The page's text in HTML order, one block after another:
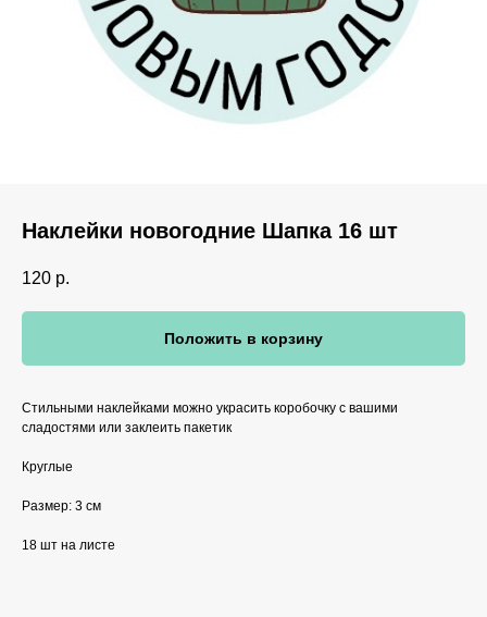
Наклейки новогодние Шапка 16 шт
120 р.
Положить в корзину
Стильными наклейками можно украсить коробочку с вашими
сладостями или заклеить пакетик
Круглые
Размер: 3 см
18 шт на листе